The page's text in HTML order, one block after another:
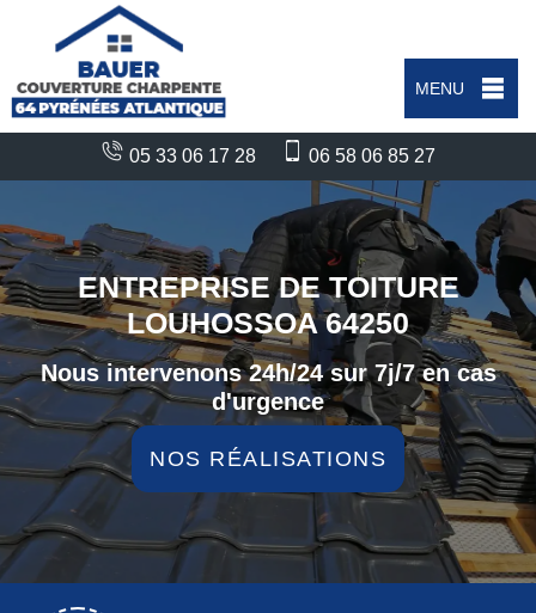
MENU
05 33 06 17 28 06 58 06 85 27
ENTREPRISE DE TOITURE
LOUHOSSOA 64250
Nous intervenons 24h/24 sur 7j/7 en cas
d'urgence
NOS RÉALISATIONS